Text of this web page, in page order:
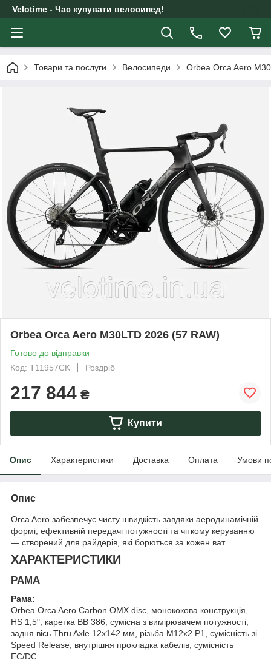
Velotime - Час купувати велосипед!
Товари та послуги Велосипеди Orbea Orca Aero
Orbea Orca Aero M30LTD 2026 (57 RAW)
Готово до відправки
Код: T11957CK
Роздріб
217 844 ₴
Купити
Опис Характеристики Доставка Оплата Умови
Опис
Orca Aero забезпечує чисту швидкість завдяки аеродинамічній
формі, ефективній передачі потужності та чіткому керуванню
— створений для райдерів, які борються за кожен ват.
ХАРАКТЕРИСТИКИ
РАМА
Рама:
Orbea Orca Aero Carbon OMX disc, монококова конструкція,
HS 1,5", каретка BB 386, сумісна з вимірювачем потужності,
задня вісь Thru Axle 12x142 мм, різьба M12x2 P1, сумісність зі
Speed Release, внутрішня прокладка кабелів, сумісність
EC/DC.